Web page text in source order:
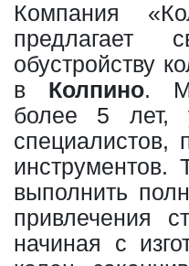
Компания
предлагает
обустройству
в Колпино.
более 5 лет,
специалистов,
инструментов.
выполнить
привлечения
начиная с